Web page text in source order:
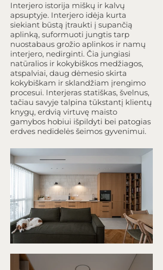
Interjero istorija miškų ir kalvų
apsuptyje. Interjero idėja kurta
siekiant būstą įtraukti į supančią
aplinką, suformuoti jungtis tarp
nuostabaus grožio aplinkos ir namų
interjero, nedirginti. Čia jungiasi
natūralios ir kokybiškos medžiagos,
atspalviai, daug dėmesio skirta
kokybiškam ir sklandžiam įrengimo
procesui. Interjeras statiškas, švelnus,
tačiau savyje talpina tūkstantį klientų
knygų, erdvią virtuvę maisto
gamybos hobiui išpildyti bei patogias
erdves nedidelės šeimos gyvenimui.